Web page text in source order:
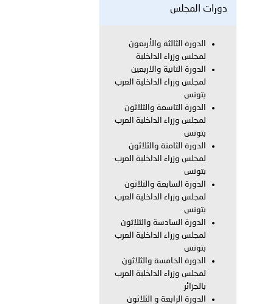
والكلية الدولية الجامعية للعلوم والصحة توقعان اتفاقية
تحذر من زيادة عدد الركاب في المركبات حفاظًا على سلامة
تطلع وفد الشرطة الإيطالية على منظومتي التأهيل الشرطي
تنظم حملة للتبرع بالدم في منطقة الظفرة تعزيزا للمسؤولية
الأميريين معالي النائب الأول لرئيس مجلس الوزراء
أعمال الاجتماع الثالث عشر للجنة رؤساء الاتحادات الرياضية
دورات المجلس
الدورة الثالثة والأربعون
لمجلس وزراء الداخلية
الدورة الثانية والاربعين
لمجلس وزراء الداخلية العرب
بتونس
الدورة التاسعة والثلاثون
لمجلس وزراء الداخلية العرب
بتونس
الدورة الثامنة والثلاثون
لمجلس وزراء الداخلية العرب
بتونس
الدورة السابعة والثلاثون
لمجلس وزراء الداخلية العرب
بتونس
الدورة السادسة والثلاثون
لمجلس وزراء الداخلية العرب
بتونس
الدورة الخامسة والثلاثون
لمجلس وزراء الداخلية العرب
بالجزائر
الدورة الرابعة و الثلاثون